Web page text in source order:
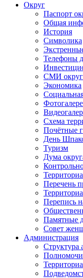
Округ
Паспорт
Общая
История
Символика
Телефоны
СМИ
Экономика
Схема
Почётные
День
Туризм
Дума
Перечень
Перепись
Памятные
Совет
Администрация
Структура